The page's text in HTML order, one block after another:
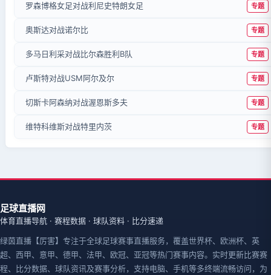
罗森博格女足对战利尼史特朗女足 专题
奥斯达对战诺尔比 专题
多马日利采对战比尔森胜利B队 专题
卢斯特对战USM阿尔及尔 专题
切斯卡阿森纳对战渥恩斯多夫 专题
维特科维斯对战特里内茨 专题
足球直播网
体育直播导航 · 赛程数据 · 球队资料 · 比分速递
绿茵直播【厉害】专注于全球足球赛事直播服务，覆盖世界杯、欧洲杯、英
超、西甲、意甲、德甲、法甲、欧冠、亚冠等热门赛事内容。实时更新比赛赛
程、比分数据、球队资讯及赛事分析，支持电脑、手机等多终端流畅访问，为